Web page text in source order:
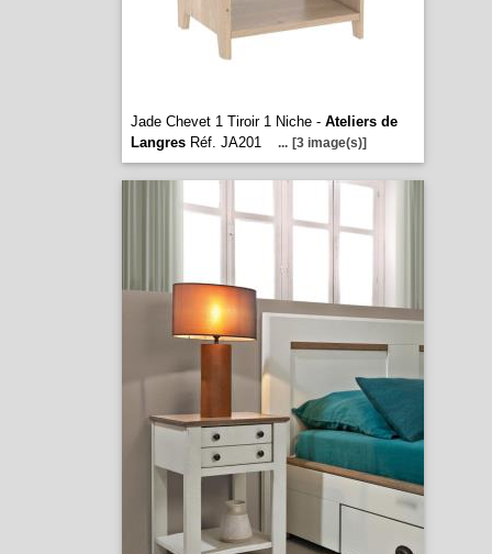
Jade Chevet 1 Tiroir 1 Niche - Ateliers de
LangresRéf. JA201 ... [3 image(s)]